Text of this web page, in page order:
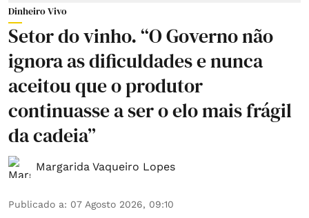
Dinheiro Vivo
Setor do vinho. “O Governo não
ignora as dificuldades e nunca
aceitou que o produtor
continuasse a ser o elo mais frágil
da cadeia”
Margarida Vaqueiro Lopes
Publicado a: 07 Agosto 2026, 09:10